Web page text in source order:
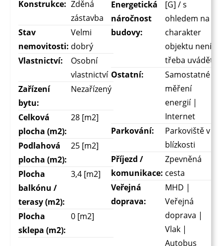
Konstrukce: Zděná
zástavba
Stav
nemovitosti:
Velmi
dobrý
Vlastnictví:
Osobní
vlastnictví
Zařízení
bytu:
Nezařízený
Celková
plocha (m2):
28 [m2]
Podlahová
plocha (m2):
25 [m2]
Plocha
balkónu /
terasy (m2):
3,4 [m2]
Plocha
sklepa (m2):
0 [m2]
Energetická
náročnost
budovy:
[G] / s
ohledem na
charakter
objektu není
třeba uvádět
Ostatní:
Samostatné
měření
energií |
Internet
Parkování:
Parkoviště v
blízkosti
Příjezd /
komunikace:
Zpevněná
cesta
Veřejná
doprava:
MHD |
Veřejná
doprava |
Vlak |
Autobus